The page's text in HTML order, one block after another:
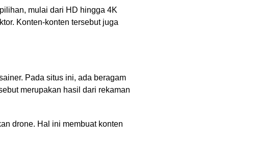
mulai dari HD hingga 4K
Konten-konten tersebut juga
Pada situs ini, ada beragam
merupakan hasil dari rekaman
drone. Hal ini membuat konten